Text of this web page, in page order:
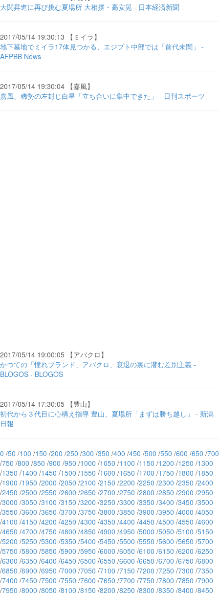
大関昇進に再び挑む夏場所 大相撲・高安晃 - 日本経済新聞
2017/05/14 19:30:13 【ミイラ】
地下墓地でミイラ17体見つかる、エジプト中部では「前代未聞」 -
AFPBB News
2017/05/14 19:30:04 【嘉風】
嘉風、稀勢の左封じ白星「立ち合いに集中できた」 - 日刊スポーツ
2017/05/14 19:00:05 【アバクロ】
かつての「憧れブランド」アバクロ、衰退の裏に潜む差別主義 -
BLOGOS - BLOGOS
2017/05/14 17:30:05 【豊山】
初代から３代目に心構え指導 豊山、夏場所「まずは勝ち越し」 - 新潟
日報
0 /50 /100 /150 /200 /250 /300 /350 /400 /450 /500 /550 /600 /650 /700
/750 /800 /850 /900 /950 /1000 /1050 /1100 /1150 /1200 /1250 /1300
/1350 /1400 /1450 /1500 /1550 /1600 /1650 /1700 /1750 /1800 /1850
/1900 /1950 /2000 /2050 /2100 /2150 /2200 /2250 /2300 /2350 /2400
/2450 /2500 /2550 /2600 /2650 /2700 /2750 /2800 /2850 /2900 /2950
/3000 /3050 /3100 /3150 /3200 /3250 /3300 /3350 /3400 /3450 /3500
/3550 /3600 /3650 /3700 /3750 /3800 /3850 /3900 /3950 /4000 /4050
/4100 /4150 /4200 /4250 /4300 /4350 /4400 /4450 /4500 /4550 /4600
/4650 /4700 /4750 /4800 /4850 /4900 /4950 /5000 /5050 /5100 /5150
/5200 /5250 /5300 /5350 /5400 /5450 /5500 /5550 /5600 /5650 /5700
/5750 /5800 /5850 /5900 /5950 /6000 /6050 /6100 /6150 /6200 /6250
/6300 /6350 /6400 /6450 /6500 /6550 /6600 /6650 /6700 /6750 /6800
/6850 /6900 /6950 /7000 /7050 /7100 /7150 /7200 /7250 /7300 /7350
/7400 /7450 /7500 /7550 /7600 /7650 /7700 /7750 /7800 /7850 /7900
/7950 /8000 /8050 /8100 /8150 /8200 /8250 /8300 /8350 /8400 /8450